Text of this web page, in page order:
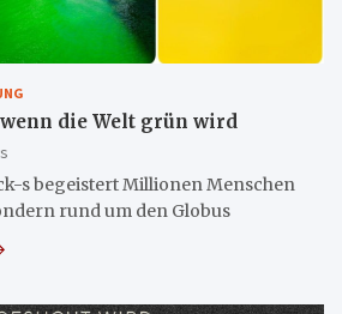
die Welt grün wird
s begeistert Millionen Menschen
rund um den Globus